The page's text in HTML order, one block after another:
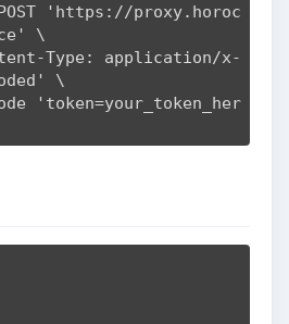
'https://proxy.horoc
\
\